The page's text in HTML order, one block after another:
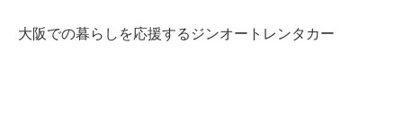
大阪での暮らしを応援するジンオートレンタカー